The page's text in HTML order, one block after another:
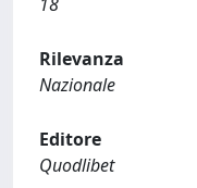
Rilevanza
Nazionale
Editore
Quodlibet